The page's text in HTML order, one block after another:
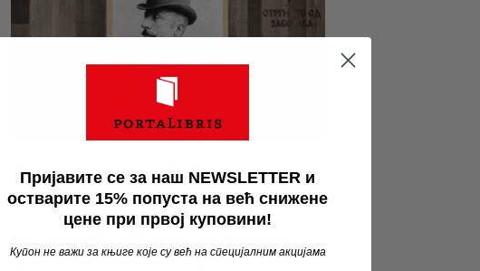
Да ли знате ко је Иво
Војновић?
дубровачки књижевник и драматург, који је…
Пријавите се за наш NEWSLETTER и
остварите 15% попуста на већ снижене
цене при првој куповини!
Купон не важи за књиге које су већ на специјалним акцијама